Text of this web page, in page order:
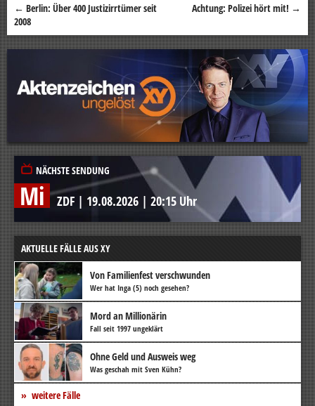
Beitragsnavigation
← Berlin: Über 400 Justizirrtümer seit
2008
Achtung: Polizei hört mit! →
NÄCHSTE SENDUNG
Mi ZDF | 19.08.2026 | 20:15 Uhr
AKTUELLE FÄLLE AUS XY
Von Familienfest verschwunden
Wer hat Inga (5) noch gesehen?
Mord an Millionärin
Fall seit 1997 ungeklärt
Ohne Geld und Ausweis weg
Was geschah mit Sven Kühn?
weitere Fälle